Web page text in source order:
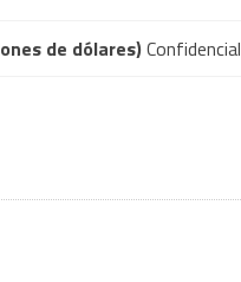
de dólares)Confidencial